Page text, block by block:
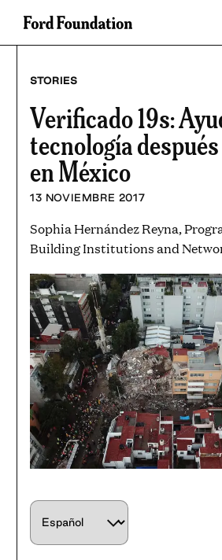
Saltar
STORIES
Verificado 19s:
tecnología
en México
13 NOVIEMBRE 2017
Sophia Hernández Reyna,
Building Institutions and
C